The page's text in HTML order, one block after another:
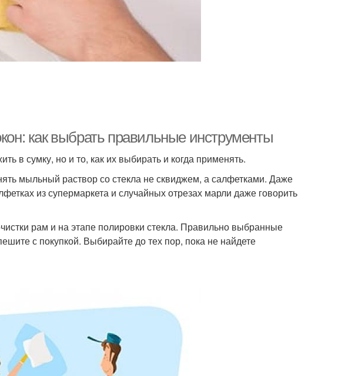
как выбрать правильные инструменты
в сумку, но и то, как их выбирать и когда применять.
мыльный раствор со стекла не сквиджем, а салфетками. Даже
из супермаркета и случайных отрезах марли даже говорить
рам и на этапе полировки стекла. Правильно выбранные
с покупкой. Выбирайте до тех пор, пока не найдете